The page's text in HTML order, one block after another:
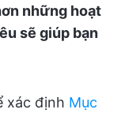
những hoạt
sẽ giúp bạn
xác định Mục